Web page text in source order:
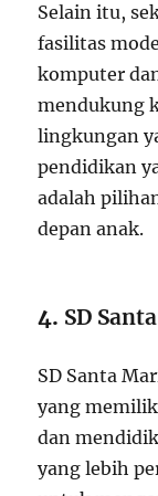
Selain itu,
fasilitas
komputer
mendukung
lingkungan
pendidikan
adalah
depan anak.
4. SD
SD Santa
yang
dan
yang lebih